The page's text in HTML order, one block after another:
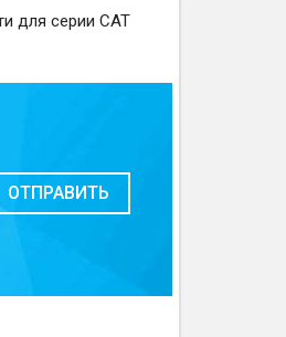
для серии CAT
ОТПРАВИТЬ